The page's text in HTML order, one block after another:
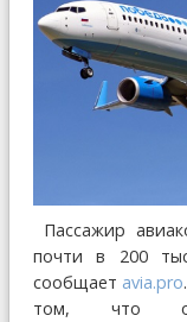
Пассажир
почти в 200
сообщает avia.pro
том, что